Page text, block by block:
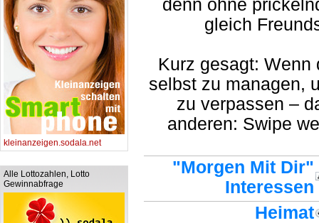
kleinanzeigen.sodala.net
Alle Lottozahlen, Lotto
Gewinnabfrage
denn ohne
gleich
Kurz gesagt:
selbst zu managen,
zu verpassen –
anderen: Swipe
"Morgen Mit Dir"
Interessen
Heimat